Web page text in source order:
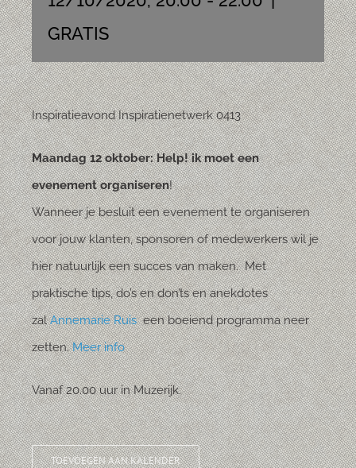
GRATIS
Inspiratieavond Inspiratienetwerk 0413
Maandag 12 oktober: Help! ik moet een
evenement organiseren!
Wanneer je besluit een evenement te organiseren
voor jouw klanten, sponsoren of medewerkers wil je
hier natuurlijk een succes van maken. Met
praktische tips, do’s en don’ts en anekdotes
zalAnnemarie Ruiseen boeiend programma neer
zetten.Meer info
Vanaf 20.00 uur in Muzerijk.
TOEVOEGEN AAN KALENDER